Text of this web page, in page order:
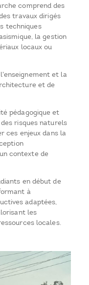
comprend des
travaux dirigés
techniques
la gestion
locaux ou
et la
et de
pédagogique et
risques naturels
ces enjeux dans la
contexte de
en début de
à
adaptées,
les
locales.